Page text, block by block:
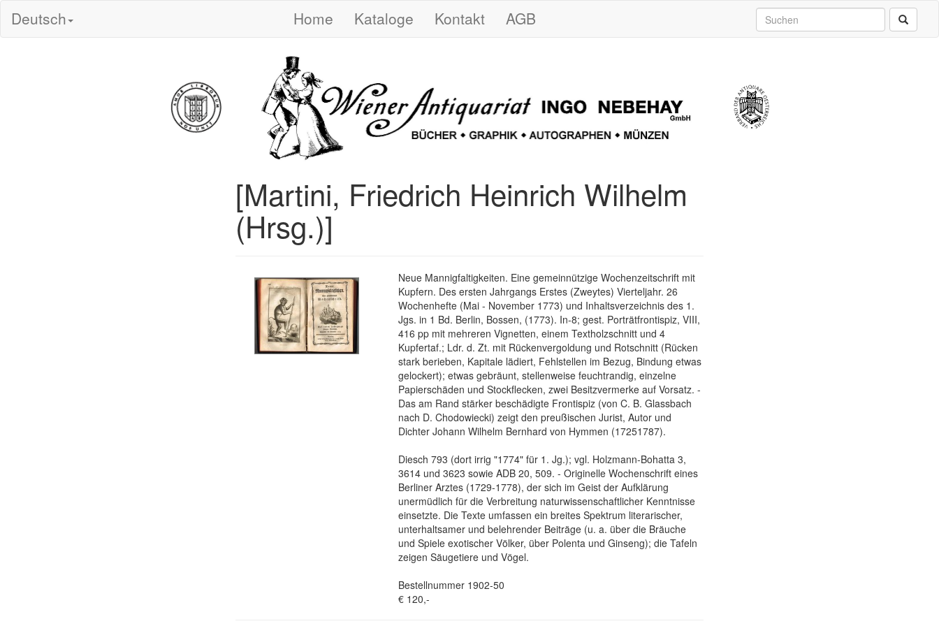
Deutsch Home Kataloge Kontakt AGB
[Martini, Friedrich Heinrich Wilhelm
(Hrsg.)]
Neue Mannigfaltigkeiten. Eine gemeinnützige Wochenzeitschrift mit
Kupfern. Des ersten Jahrgangs Erstes (Zweytes) Vierteljahr. 26
Wochenhefte (Mai - November 1773) und Inhaltsverzeichnis des 1.
Jgs. in 1 Bd. Berlin, Bossen, (1773). In-8; gest. Porträtfrontispiz, VIII,
416 pp mit mehreren Vignetten, einem Textholzschnitt und 4
Kupfertaf.; Ldr. d. Zt. mit Rückenvergoldung und Rotschnitt (Rücken
stark berieben, Kapitale lädiert, Fehlstellen im Bezug, Bindung etwas
gelockert); etwas gebräunt, stellenweise feuchtrandig, einzelne
Papierschäden und Stockflecken, zwei Besitzvermerke auf Vorsatz. -
Das am Rand stärker beschädigte Frontispiz (von C. B. Glassbach
nach D. Chodowiecki) zeigt den preußischen Jurist, Autor und
Dichter Johann Wilhelm Bernhard von Hymmen (17251787).
Diesch 793 (dort irrig "1774" für 1. Jg.); vgl. Holzmann-Bohatta 3,
3614 und 3623 sowie ADB 20, 509. - Originelle Wochenschrift eines
Berliner Arztes (1729-1778), der sich im Geist der Aufklärung
unermüdlich für die Verbreitung naturwissenschaftlicher Kenntnisse
einsetzte. Die Texte umfassen ein breites Spektrum literarischer,
unterhaltsamer und belehrender Beiträge (u. a. über die Bräuche
und Spiele exotischer Völker, über Polenta und Ginseng); die Tafeln
zeigen Säugetiere und Vögel.
Bestellnummer 1902-50
€ 120,-